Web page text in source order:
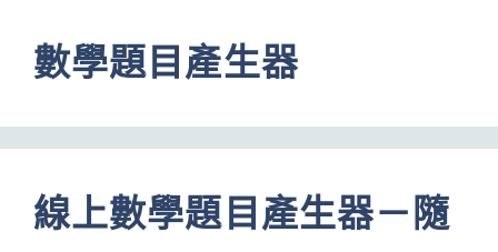
數學題目產生器
線上數學題目產生器－隨